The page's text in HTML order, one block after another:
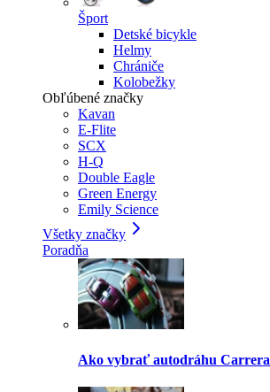
Šport
Detské bicykle
Helmy
Chrániče
Kolobežky
Obľúbené značky
Kavan
E-Flite
SCX
H-Q
Double Eagle
Green Energy
Emily Science
Všetky značky
Poradňa
Ako vybrať autodráhu Carrera